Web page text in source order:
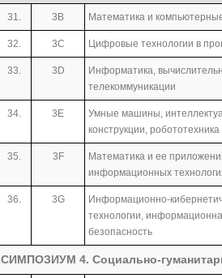
31. 3B Математика и
32. 3С Цифровые технологии в
33. 3D
Информатика,
телекоммуникации
34. 3E
Умные машины,
конструкции, робототехника
35. 3F
Математика и ее
информационных
36. 3G
Информационно-
технологии,
безопасность
СИМПОЗИУМ 4. Социально-